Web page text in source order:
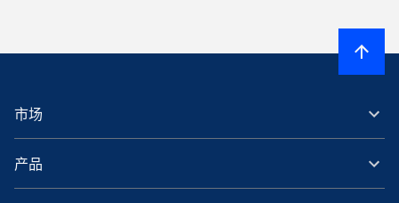
市场
产品